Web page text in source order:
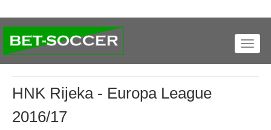
HNK Rijeka - Europa League
2016/17